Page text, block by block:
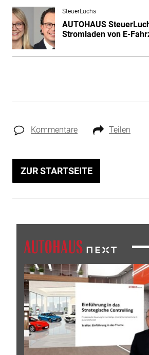
SteuerLuchs
AUTOHAUS
Stromladen von E-
Kommentare Teilen
ZUR STARTSEITE